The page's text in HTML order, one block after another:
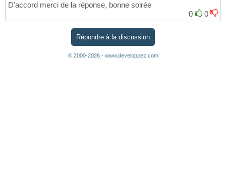
D'accord merci de la réponse, bonne soirée
0
0
Répondre à la discussion
© 2000-2026 - www.developpez.com